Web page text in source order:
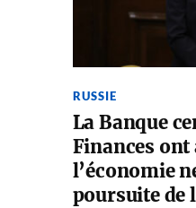
RUSSIE
La Banque
Finances
l’économie
poursuite de